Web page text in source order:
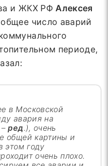
и ЖКХ РФ Алексея
число аварий
периоде,
в Московской
авария на
–ред.), очень
общей картины и
этом году
очень плохо.